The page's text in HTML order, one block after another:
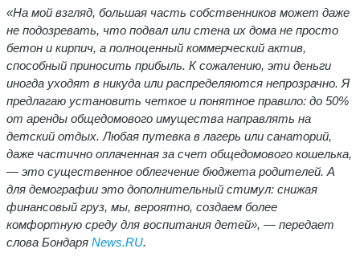
«На мой взгляд, большая часть собственников может даже
не подозревать, что подвал или стена их дома не просто
бетон и кирпич, а полноценный коммерческий актив,
способный приносить прибыль. К сожалению, эти деньги
иногда уходят в никуда или распределяются непрозрачно. Я
предлагаю установить четкое и понятное правило: до 50%
от аренды общедомового имущества направлять на
детский отдых. Любая путевка в лагерь или санаторий,
даже частично оплаченная за счет общедомового кошелька,
— это существенное облегчение бюджета родителей. А
для демографии это дополнительный стимул: снижая
финансовый груз, мы, вероятно, создаем более
комфортную среду для воспитания детей», — передает
слова Бондаря News.RU.